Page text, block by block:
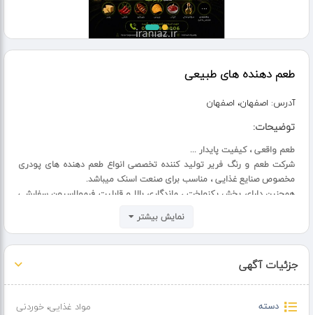
طعم دهنده های طبیعی
آدرس: اصفهان، اصفهان
توضیحات:
طعم واقعی ، کیفیت پایدار ...
شرکت طعم و رنگ فریر تولید کننده تخصصی انواع طعم دهنده های پودری
مخصوص صنایع غذایی ، مناسب برای صنعت اسنک میباشد.
همچنین دارای پخش یکنواخت ، ماندگاری بالا و قابلیت فرمولاسیون سفارشی
لطفا جهت دریافت نمونه و مشاوره فنی با کارشناسان ما در تماس باشید.
نمایش بیشتر
جزئیات آگهی
دسته مواد غذایی،خوردنی